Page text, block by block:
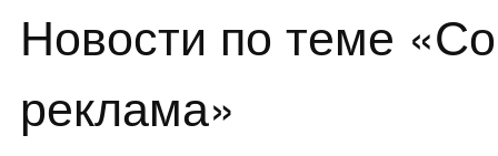
Новости по теме
реклама»